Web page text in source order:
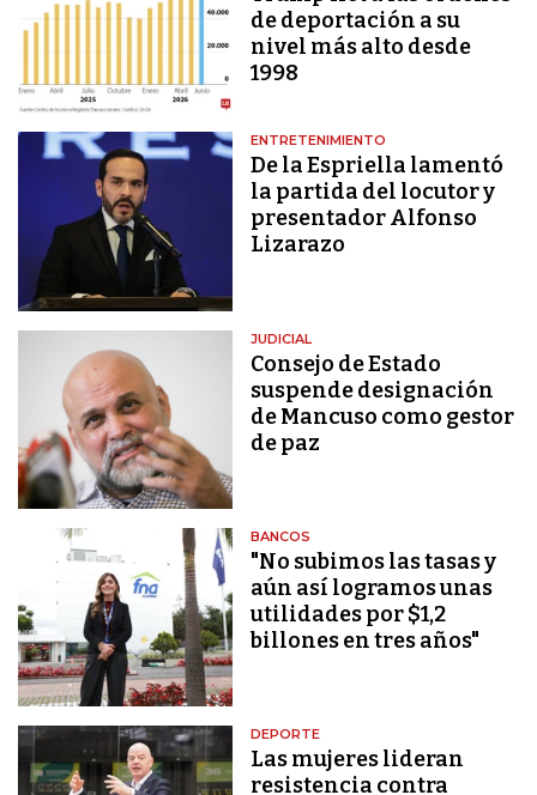
de deportación a su
nivel más alto desde
1998
ENTRETENIMIENTO
De la Espriella lamentó
la partida del locutor y
presentador Alfonso
Lizarazo
JUDICIAL
Consejo de Estado
suspende designación
de Mancuso como gestor
de paz
BANCOS
"No subimos las tasas y
aún así logramos unas
utilidades por $1,2
billones en tres años"
DEPORTE
Las mujeres lideran
resistencia contra